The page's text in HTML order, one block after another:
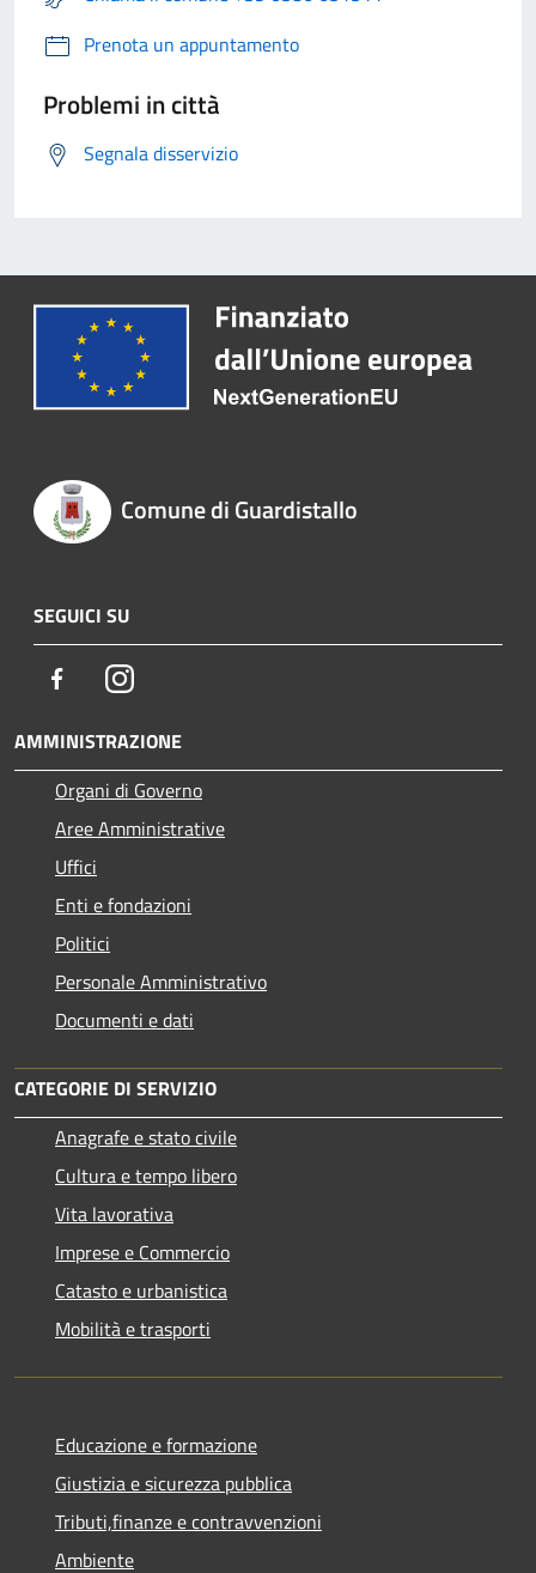
Prenota un appuntamento
Problemi in città
Segnala disservizio
Comune di Guardistallo
SEGUICI SU
FacebookInstagram
AMMINISTRAZIONE
Organi di Governo
Aree Amministrative
Uffici
Enti e fondazioni
Politici
Personale Amministrativo
Documenti e dati
CATEGORIE DI SERVIZIO
Anagrafe e stato civile
Cultura e tempo libero
Vita lavorativa
Imprese e Commercio
Catasto e urbanistica
Mobilità e trasporti
Educazione e formazione
Giustizia e sicurezza pubblica
Tributi,finanze e contravvenzioni
Ambiente